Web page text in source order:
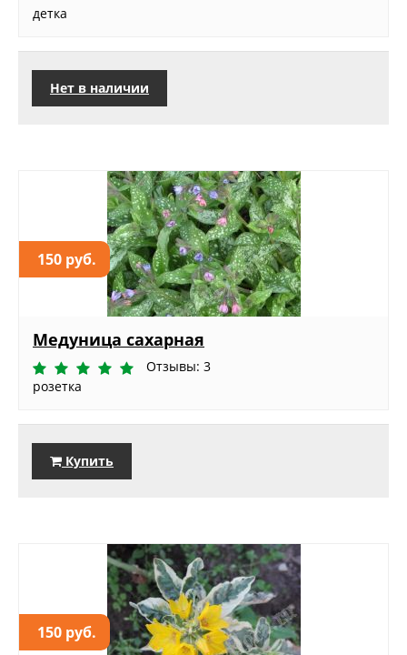
детка
Нет в наличии
150 руб.
Медуница сахарная
Отзывы: 3
розетка
Купить
150 руб.